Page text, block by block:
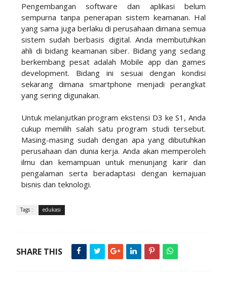
Pengembangan software dan aplikasi belum
sempurna tanpa penerapan sistem keamanan. Hal
yang sama juga berlaku di perusahaan dimana semua
sistem sudah berbasis digital. Anda membutuhkan
ahli di bidang keamanan siber. Bidang yang sedang
berkembang pesat adalah Mobile app dan games
development. Bidang ini sesuai dengan kondisi
sekarang dimana smartphone menjadi perangkat
yang sering digunakan.
Untuk melanjutkan program ekstensi D3 ke S1, Anda
cukup memilih salah satu program studi tersebut.
Masing-masing sudah dengan apa yang dibutuhkan
perusahaan dan dunia kerja. Anda akan memperoleh
ilmu dan kemampuan untuk menunjang karir dan
pengalaman serta beradaptasi dengan kemajuan
bisnis dan teknologi.
Tags : edukasi
SHARE THIS